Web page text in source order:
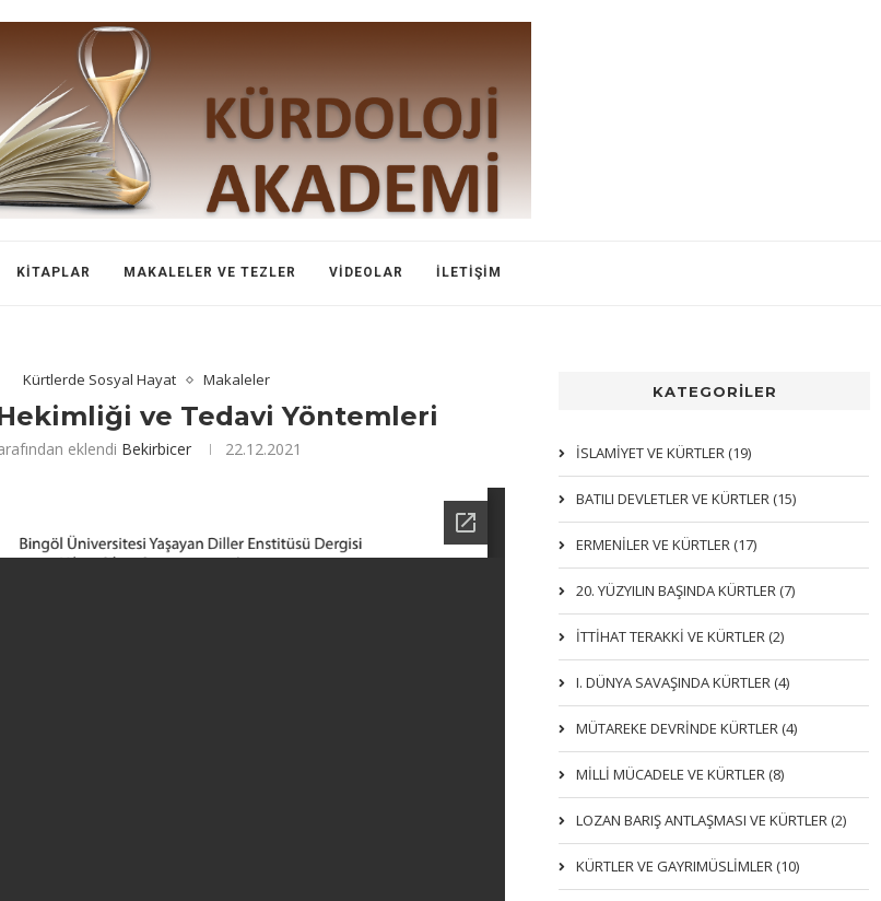
KITAPLAR MAKALELER VE TEZLER VIDEOLAR İLETIŞIM
Kürtlerde Sosyal Hayat Makaleler
ve Tedavi Yöntemleri
eklendi Bekirbicer 22.12.2021
KATEGORİLER
İSLAMIYET VE KÜRTLER (19)
BATILI DEVLETLER VE KÜRTLER (15)
ERMENİLER VE KÜRTLER (17)
20. YÜZYILIN BAŞINDA KÜRTLER (7)
İTTIHAT TERAKKI VE KÜRTLER (2)
I. DÜNYA SAVAŞINDA KÜRTLER (4)
MÜTAREKE DEVRİNDE KÜRTLER (4)
MİLLİ MÜCADELE VE KÜRTLER (8)
LOZAN BARIŞ ANTLAŞMASI VE KÜRTLER (2)
KÜRTLER VE GAYRIMÜSLIMLER (10)